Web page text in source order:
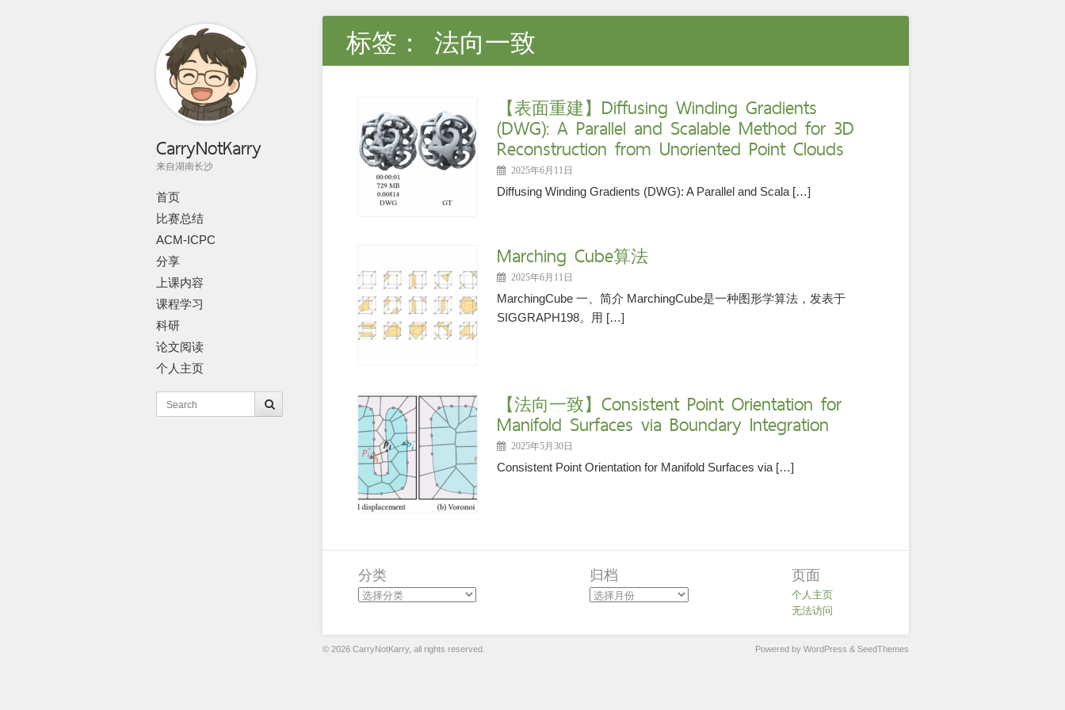
CarryNotKarry
来自湖南长沙
首页
比赛总结
ACM-ICPC
分享
上课内容
课程学习
科研
论文阅读
个人主页
标签： 法向一致
【表面重建】Diffusing Winding Gradients
(DWG): A Parallel and Scalable Method for 3D
Reconstruction from Unoriented Point Clouds
2025年6月11日
Diffusing Winding Gradients (DWG): A Parallel and Scala […]
Marching Cube算法
2025年6月11日
MarchingCube 一、简介 MarchingCube是一种图形学算法，发表于
SIGGRAPH198。用 […]
【法向一致】Consistent Point Orientation for
Manifold Surfaces via Boundary Integration
2025年5月30日
Consistent Point Orientation for Manifold Surfaces via […]
分类 归档 页面
个人主页
无法访问
Powered by WordPress & SeedThemes
© 2026 CarryNotKarry, all rights reserved.